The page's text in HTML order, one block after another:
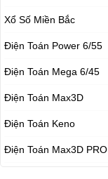
Xổ Số Miền Bắc
Điện Toán Power 6/55
Điện Toán Mega 6/45
Điện Toán Max3D
Điện Toán Keno
Điện Toán Max3D PRO